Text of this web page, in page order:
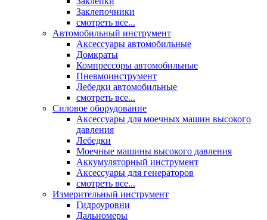
Заклепочники
смотреть все...
Автомобильный инструмент
Аксессуары автомобильные
Домкраты
Компрессоры автомобильные
Пневмоинструмент
Лебедки автомобильные
смотреть все...
Силовое оборудование
Аксессуары для моечных машин высокого
давления
Лебедки
Моечные машины высокого давления
Аккумуляторный инструмент
Аксессуары для генераторов
смотреть все...
Измерительный инструмент
Гидроуровни
Дальномеры